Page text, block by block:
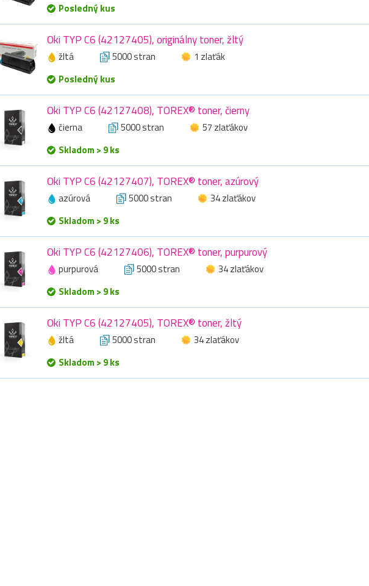
Posledný kus
Oki TYP C6 (42127405), originálny toner, žltý
žltá 5000 stran
1 zlaťák
Posledný kus
Oki TYP C6 (42127408), TOREX® toner, čierny
čierna 5000 stran
57 zlaťákov
Skladom > 9 ks
Oki TYP C6 (42127407), TOREX® toner, azúrový
azúrová 5000 stran
34 zlaťákov
Skladom > 9 ks
Oki TYP C6 (42127406), TOREX® toner, purpurový
purpurová 5000 stran
34 zlaťákov
Skladom > 9 ks
Oki TYP C6 (42127405), TOREX® toner, žltý
žltá 5000 stran
34 zlaťákov
Skladom > 9 ks